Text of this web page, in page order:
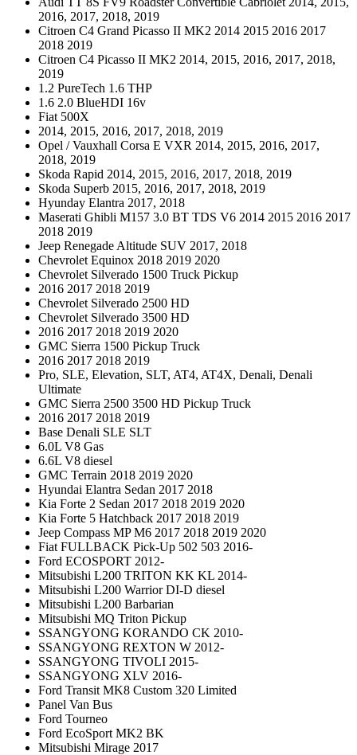
2016, 2017, 2018, 2019
Citroen C4 Grand Picasso II MK2 2014 2015 2016 2017
2018 2019
Citroen C4 Picasso II MK2 2014, 2015, 2016, 2017, 2018,
2019
1.2 PureTech 1.6 THP
1.6 2.0 BlueHDI 16v
Fiat 500X
2014, 2015, 2016, 2017, 2018, 2019
Opel / Vauxhall Corsa E VXR 2014, 2015, 2016, 2017,
2018, 2019
Skoda Rapid 2014, 2015, 2016, 2017, 2018, 2019
Skoda Superb 2015, 2016, 2017, 2018, 2019
Hyunday Elantra 2017, 2018
Maserati Ghibli M157 3.0 BT TDS V6 2014 2015 2016 2017
2018 2019
Jeep Renegade Altitude SUV 2017, 2018
Chevrolet Equinox 2018 2019 2020
Chevrolet Silverado 1500 Truck Pickup
2016 2017 2018 2019
Chevrolet Silverado 2500 HD
Chevrolet Silverado 3500 HD
2016 2017 2018 2019 2020
GMC Sierra 1500 Pickup Truck
2016 2017 2018 2019
Pro, SLE, Elevation, SLT, AT4, AT4X, Denali, Denali
Ultimate
GMC Sierra 2500 3500 HD Pickup Truck
2016 2017 2018 2019
Base Denali SLE SLT
6.0L V8 Gas
6.6L V8 diesel
GMC Terrain 2018 2019 2020
Hyundai Elantra Sedan 2017 2018
Kia Forte 2 Sedan 2017 2018 2019 2020
Kia Forte 5 Hatchback 2017 2018 2019
Jeep Compass MP M6 2017 2018 2019 2020
Fiat FULLBACK Pick-Up 502 503 2016-
Ford ECOSPORT 2012-
Mitsubishi L200 TRITON KK KL 2014-
Mitsubishi L200 Warrior DI-D diesel
Mitsubishi L200 Barbarian
Mitsubishi MQ Triton Pickup
SSANGYONG KORANDO CK 2010-
SSANGYONG REXTON W 2012-
SSANGYONG TIVOLI 2015-
SSANGYONG XLV 2016-
Ford Transit MK8 Custom 320 Limited
Panel Van Bus
Ford Tourneo
Ford EcoSport MK2 BK
Mitsubishi Mirage 2017